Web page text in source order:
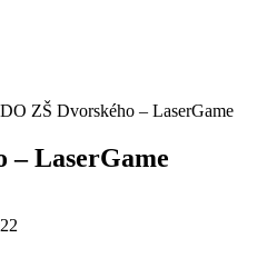
ZŠ Dvorského – LaserGame
– LaserGame